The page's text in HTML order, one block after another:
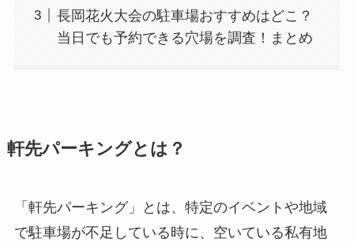
長岡花火大会の駐車場おすすめはどこ？
当日でも予約できる穴場を調査！まとめ
軒先パーキングとは？
「軒先パーキング」とは、特定のイベントや地域
で駐車場が不足している時に、空いている私有地